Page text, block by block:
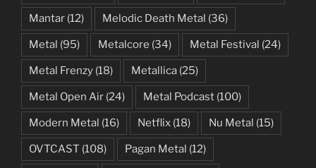
Mantar (12) Melodic Death Metal (36)
Metal (95) Metalcore (34) Metal Festival (24)
Metal Frenzy (18) Metallica (25)
Metal Open Air (24) Metal Podcast (100)
Modern Metal (16) Netflix (18) Nu Metal (15)
OVTCAST (108) Pagan Metal (12)